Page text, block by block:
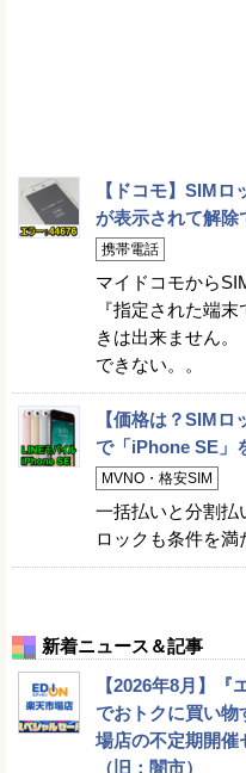
【ドコモ】SIMロ
が表示されて解除
携帯電話
マイドコモから
『指定された端
きは出来ません
できない。。
【価格は？SIM
で「iPhone SE」
MVNO・格安SIM
一括払いと分割払
ロックも条件を満
新着ニュース＆記事
【2026年8月】『
でおトクに買い物
場店の不定期開催
（旧：闇市）